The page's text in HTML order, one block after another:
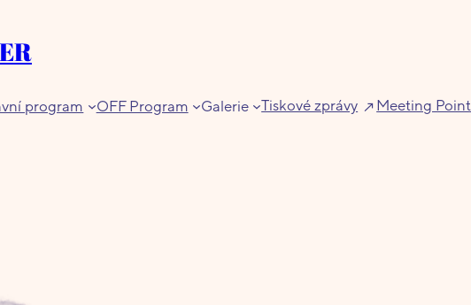
program OFF Program Galerie Tiskové zprávy Meeting Point